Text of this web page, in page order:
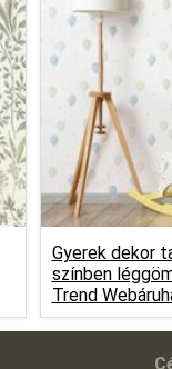
Gyerek dekor
színben
Trend